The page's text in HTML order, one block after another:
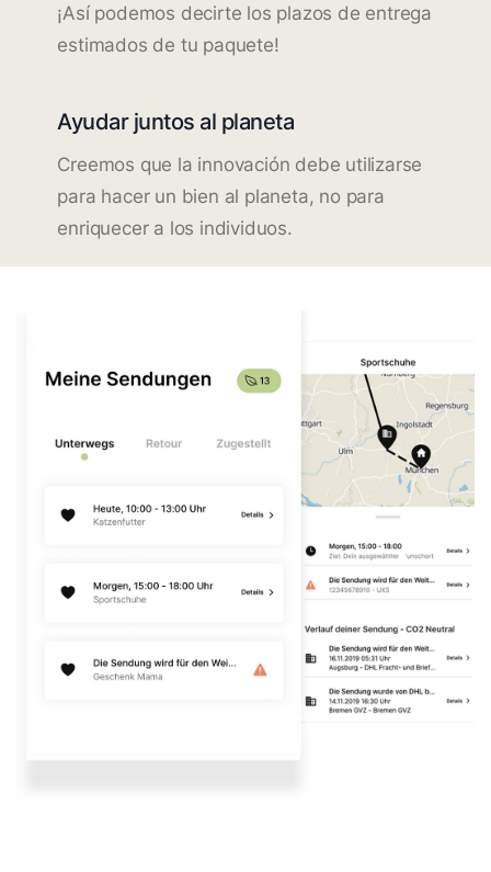
¡Así podemos decirte los plazos de entrega
estimados de tu paquete!
Ayudar juntos al planeta
Creemos que la innovación debe utilizarse
para hacer un bien al planeta, no para
enriquecer a los individuos.